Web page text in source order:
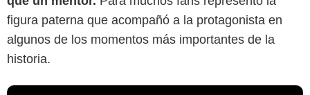
figura paterna que acompañó a la protagonista en
algunos de los momentos más importantes de la
historia.